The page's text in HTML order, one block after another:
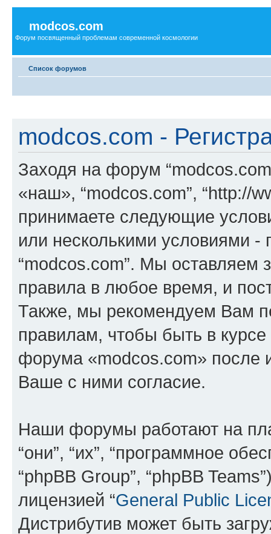
modcos.com
Форум посвященный проблемам современной космологии
Список форумов
modcos.com -
Заходя на форум
«наш», “modcos.com”, “http://
принимаете следующие
или несколькими условиями
“modcos.com”. Мы оставляем
правила в любое время, и
Также, мы рекомендуем Вам
правилам, чтобы быть в
форума «modcos.com» после
Ваше с ними согласие.
Наши форумы работают на
“они”, “их”, “программное
“phpBB Group”, “phpBB
лицензией “General Public
Дистрибутив может быть